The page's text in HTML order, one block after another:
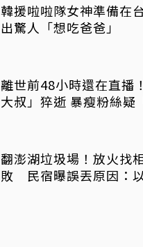
韓援啦啦隊女神準備在
出驚人「想吃爸爸」
離世前48小時還在直播
大叔」猝逝 暴瘦粉絲疑
翻澎湖垃圾場！放火找
敗 民宿曝誤丟原因：